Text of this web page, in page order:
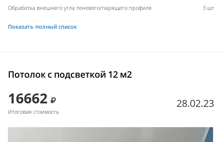
Обработка внешнего угла теневого/парящего профиля
3 шт
Показать полный список
Потолок с подсветкой 12 м2
16662
Итоговая стоимость
28.02.23